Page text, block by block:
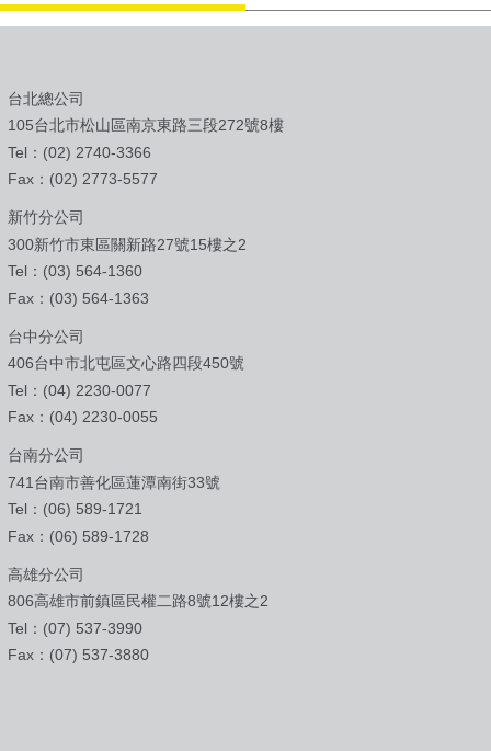
台北總公司
105台北市松山區南京東路三段272號8樓
Tel：(02) 2740-3366
Fax：(02) 2773-5577
新竹分公司
300新竹市東區關新路27號15樓之2
Tel：(03) 564-1360
Fax：(03) 564-1363
台中分公司
406台中市北屯區文心路四段450號
Tel：(04) 2230-0077
Fax：(04) 2230-0055
台南分公司
741台南市善化區蓮潭南街33號
Tel：(06) 589-1721
Fax：(06) 589-1728
高雄分公司
806高雄市前鎮區民權二路8號12樓之2
Tel：(07) 537-3990
Fax：(07) 537-3880